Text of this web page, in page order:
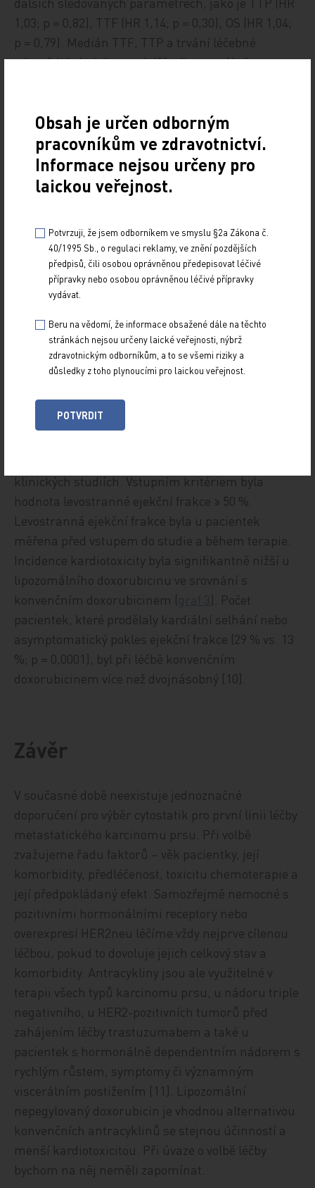
1,03; p = 0,82), TTF (HR 1,14; p = 0,30), OS (HR 1,04;
p = 0,79). Medián TTF, TTP a trvání léčebné
odpovědi byly dokonce delší u lipozomálního
analýze dvou klinických studií byl lipozomální
doxorubicin dokonce účinnější u pacientek, které
byly v adjuvanci léčeny antracykliny, v parametru
léčebné ORR (31 % vs. 11 %; p = 0,04) a TTF (4,3 vs.
2,1 měsíce; p = 0,01) [7–9], viz
Nežádoucí účinky
lipozomálního doxorubicinu
Lipozomální doxorubicin
vykazoval stejnou toleranci jako
stomatitidy a mukozitidy všech
stupňů byla signifikantně nižší u
klinických studiích. Vstupním kritériem byla
hodnota levostranné ejekční frakce ≥ 50 %.
Levostranná ejekční frakce byla u pacientek
měřena před vstupem do studie a během terapie.
Incidence kardiotoxicity byla signifikantně nižší u
lipozomálního doxorubicinu ve srovnání s
konvenčním doxorubicinem (
). Počet
pacientek, které prodělaly kardiální selhání nebo
asymptomatický pokles ejekční frakce (29 % vs. 13
%; p = 0,0001), byl při léčbě konvenčním
doxorubicinem více než dvojnásobný [10].
Závěr
V současné době neexistuje jednoznačné
doporučení pro výběr cytostatik pro první linii léčby
metastatického karcinomu prsu. Při volbě
zvažujeme řadu faktorů – věk pacientky, její
komorbidity, předléčenost, toxicitu chemoterapie a
její předpokládaný efekt. Samozřejmě nemocné s
pozitivními hormonálními receptory nebo
overexpresí HER2neu léčíme vždy nejprve cílenou
léčbou, pokud to dovoluje jejich celkový stav a
komorbidity. Antracykliny jsou ale využitelné v
terapii všech typů karcinomu prsu, u nádoru triple
negativního, u HER2-pozitivních tumorů před
zahájením léčby trastuzumabem a také u
pacientek s hormonálně dependentním nádorem s
rychlým růstem, symptomy či významným
viscerálním postižením [11]. Lipozomální
nepegylovaný doxorubicin je vhodnou alternativou
konvenčních antracyklinů se stejnou účinností a
menší kardiotoxicitou. Při úvaze o volbě léčby
bychom na něj neměli zapomínat.
Obsah je určen odborným
pracovníkům ve zdravotnictví.
Informace nejsou určeny pro
laickou veřejnost.
Potvrzuji, že jsem odborníkem ve smyslu §2a Zákona č.
40/1995 Sb., o regulaci reklamy, ve znění pozdějších
předpisů, čili osobou oprávněnou předepisovat léčivé
přípravky nebo osobou oprávněnou léčivé přípravky
vydávat.
Beru na vědomí, že informace obsažené dále na těchto
stránkách nejsou určeny laické veřejnosti, nýbrž
zdravotnickým odborníkům, a to se všemi riziky a
důsledky z toho plynoucími pro laickou veřejnost.
POTVRDIT